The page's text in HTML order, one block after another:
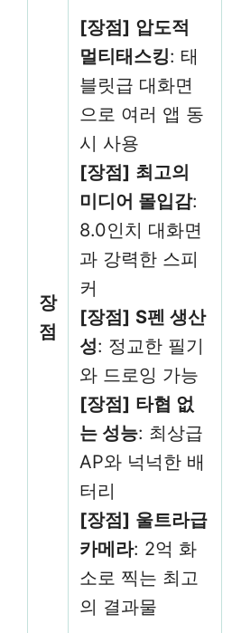
장
점
[장점] 압도적
멀티태스킹: 태
블릿급 대화면
으로 여러 앱 동
시 사용
[장점] 최고의
미디어 몰입감:
8.0인치 대화면
과 강력한 스피
커
[장점] S펜 생산
성: 정교한 필기
와 드로잉 가능
[장점] 타협 없
는 성능: 최상급
AP와 넉넉한 배
터리
[장점] 울트라급
카메라: 2억 화
소로 찍는 최고
의 결과물